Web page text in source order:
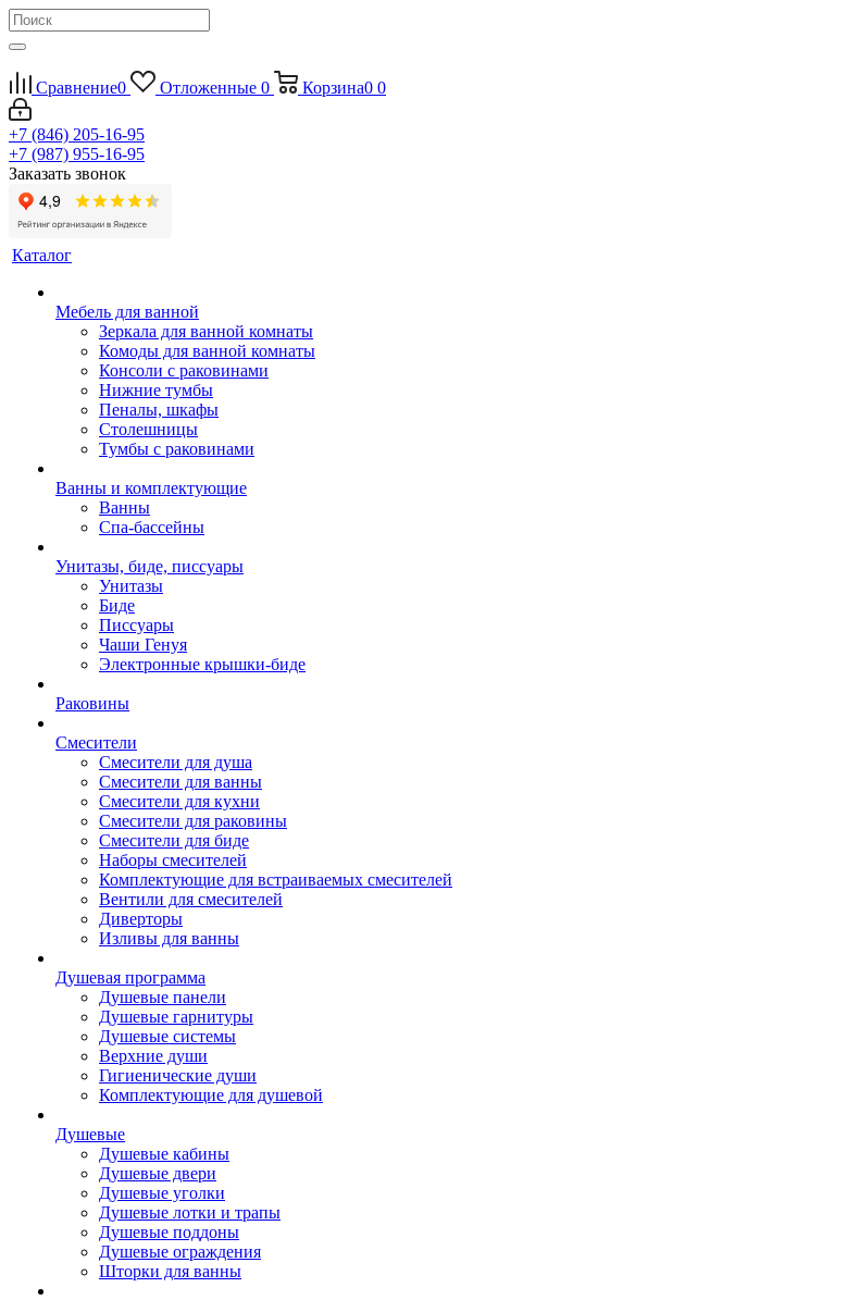
Сравнение0 Отложенные 0 Корзина0 0
+7 (846) 205-16-95
+7 (987) 955-16-95
Заказать звонок
Каталог
Мебель для ванной
Зеркала для ванной комнаты
Комоды для ванной комнаты
Консоли с раковинами
Нижние тумбы
Пеналы, шкафы
Столешницы
Тумбы с раковинами
Ванны и комплектующие
Ванны
Спа-бассейны
Унитазы, биде, писсуары
Унитазы
Биде
Писсуары
Чаши Генуя
Электронные крышки-биде
Раковины
Смесители
Смесители для душа
Смесители для ванны
Смесители для кухни
Смесители для раковины
Смесители для биде
Наборы смесителей
Комплектующие для встраиваемых смесителей
Вентили для смесителей
Диверторы
Изливы для ванны
Душевая программа
Душевые панели
Душевые гарнитуры
Душевые системы
Верхние души
Гигиенические души
Комплектующие для душевой
Душевые
Душевые кабины
Душевые двери
Душевые уголки
Душевые лотки и трапы
Душевые поддоны
Душевые ограждения
Шторки для ванны